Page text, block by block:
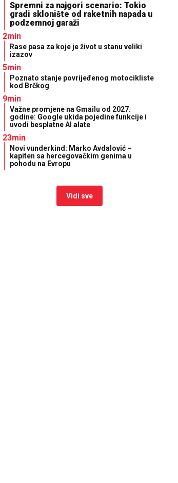
Spremni za najgori scenario: Tokio
gradi sklonište od raketnih napada u
podzemnoj garaži
2min
Rase pasa za koje je život u stanu veliki
izazov
5min
Poznato stanje povrijeđenog motocikliste
kod Brčkog
9min
Važne promjene na Gmailu od 2027.
godine: Google ukida pojedine funkcije i
uvodi besplatne AI alate
23min
Novi vunderkind: Marko Avdalović –
kapiten sa hercegovačkim genima u
pohodu na Evropu
Vidi sve